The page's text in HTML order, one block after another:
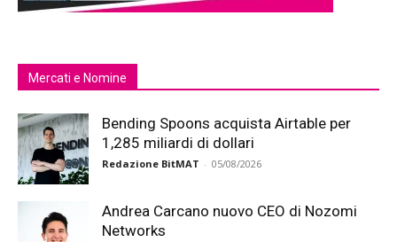
Mercati e Nomine
Bending Spoons acquista Airtable per
1,285 miliardi di dollari
Redazione BitMAT - 05/08/2026
Andrea Carcano nuovo CEO di Nozomi
Networks